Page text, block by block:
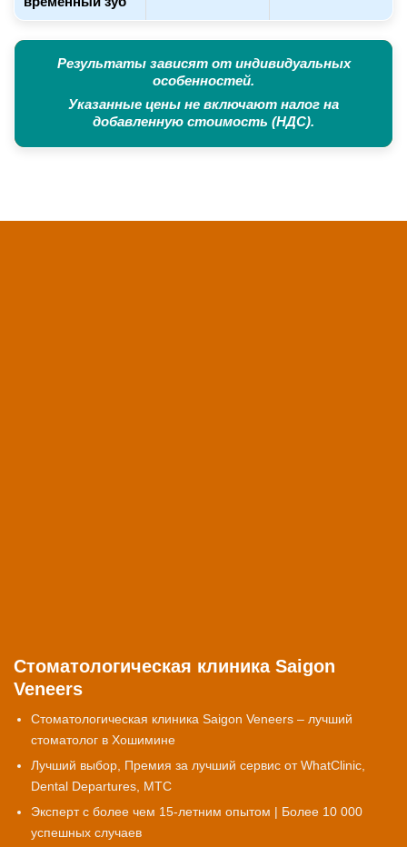
Результаты зависят от индивидуальных
особенностей.
Указанные цены не включают налог на
добавленную стоимость (НДС).
Стоматологическая клиника Saigon
Veneers
Стоматологическая клиника Saigon Veneers – лучший
стоматолог в Хошимине
Лучший выбор, Премия за лучший сервис от WhatClinic,
Dental Departures, MTC
Эксперт с более чем 15-летним опытом | Более 10 000
успешных случаев